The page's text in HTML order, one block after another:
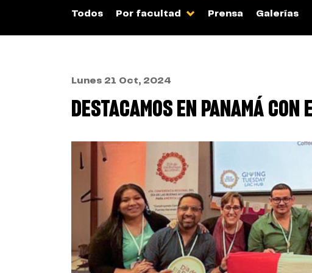
Todos Por facultad Prensa Galerías
Lunes 21 Oct, 2024
DESTACAMOS EN PANAMÁ